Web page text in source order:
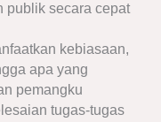
publik secara cepat
kebiasaan,
apa yang
pemangku
tugas-tugas